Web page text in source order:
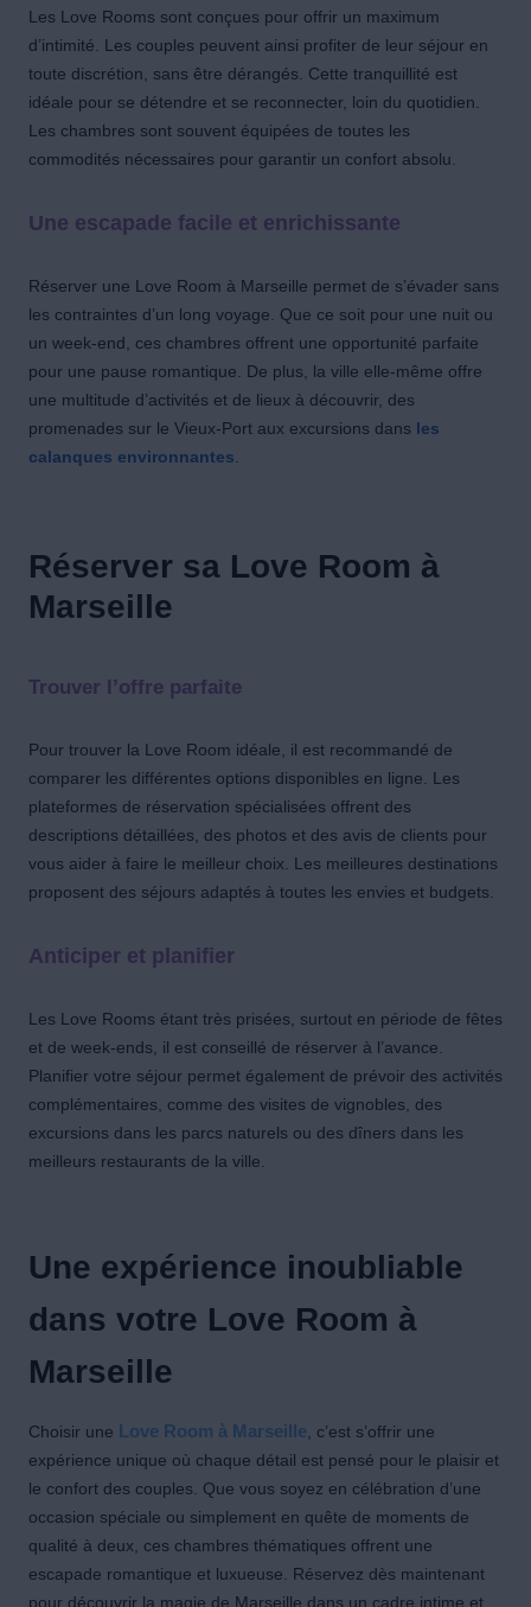
Les Love Rooms sont conçues pour offrir un maximum
d’intimité. Les couples peuvent ainsi profiter de leur séjour en
toute discrétion, sans être dérangés. Cette tranquillité est
idéale pour se détendre et se reconnecter, loin du quotidien.
Les chambres sont souvent équipées de toutes les
commodités nécessaires pour garantir un confort absolu.
Une escapade facile et enrichissante
Réserver une Love Room à Marseille permet de s’évader sans
les contraintes d’un long voyage. Que ce soit pour une nuit ou
un week-end, ces chambres offrent une opportunité parfaite
pour une pause romantique. De plus, la ville elle-même offre
une multitude d’activités et de lieux à découvrir, des
promenades sur le Vieux-Port aux excursions dans les
calanques environnantes
Réserver sa Love Room à
Marseille
Trouver l’offre parfaite
Pour trouver la Love Room idéale, il est recommandé de
comparer les différentes options disponibles en ligne. Les
plateformes de réservation spécialisées offrent des
descriptions détaillées, des photos et des avis de clients pour
vous aider à faire le meilleur choix. Les meilleures destinations
proposent des séjours adaptés à toutes les envies et budgets.
Anticiper et planifier
Les Love Rooms étant très prisées, surtout en période de fêtes
et de week-ends, il est conseillé de réserver à l’avance.
Planifier votre séjour permet également de prévoir des activités
complémentaires, comme des visites de vignobles, des
excursions dans les parcs naturels ou des dîners dans les
meilleurs restaurants de la ville.
Une expérience inoubliable
dans votre Love Room à
Marseille
Choisir une Love Room à Marseille , c’est s’offrir une
expérience unique où chaque détail est pensé pour le plaisir et
le confort des couples. Que vous soyez en célébration d’une
occasion spéciale ou simplement en quête de moments de
qualité à deux, ces chambres thématiques offrent une
escapade romantique et luxueuse. Réservez dès maintenant
pour découvrir la magie de Marseille dans un cadre intime et